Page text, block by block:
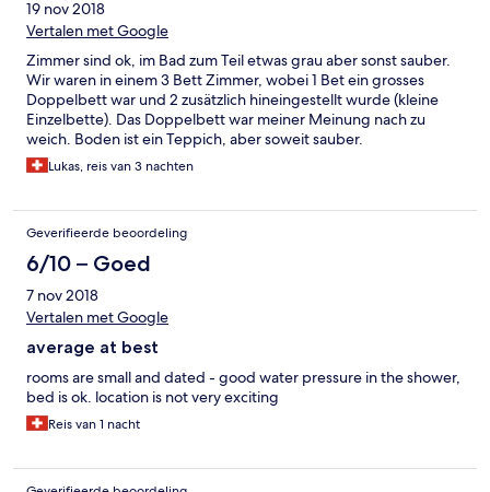
19 nov 2018
Vertalen met Google
Zimmer sind ok, im Bad zum Teil etwas grau aber sonst sauber.
Wir waren in einem 3 Bett Zimmer, wobei 1 Bet ein grosses
Doppelbett war und 2 zusätzlich hineingestellt wurde (kleine
Einzelbette). Das Doppelbett war meiner Meinung nach zu
weich. Boden ist ein Teppich, aber soweit sauber.
Frühstücksbuffet ist gut und reichlich. Zur nächsten
Metrostation muss man etwa 10-15min einplanen. Ist nicht
Nähe des City Flughafen und O2 Arena. Wifi war leider nur für
30min/24h gratis. Sonst ist es kostenpflichtig.
Lukas, reis van 3 nachten
Geverifieerde beoordeling
6/10 – Goed
7 nov 2018
Vertalen met Google
average at best
rooms are small and dated - good water pressure in the shower,
bed is ok. location is not very exciting
Reis van 1 nacht